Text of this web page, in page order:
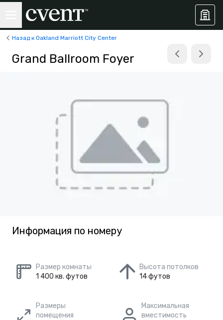
Назад к Oakland Marriott City Center
Grand Ballroom Foyer
Информация по номеру
Размер комнаты
1 400 кв. футов
Высота потолков
14 футов
Размеры
помещения
Максимальная
вместимость